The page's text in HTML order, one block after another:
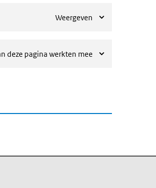
Weergeven
deze pagina werkten mee